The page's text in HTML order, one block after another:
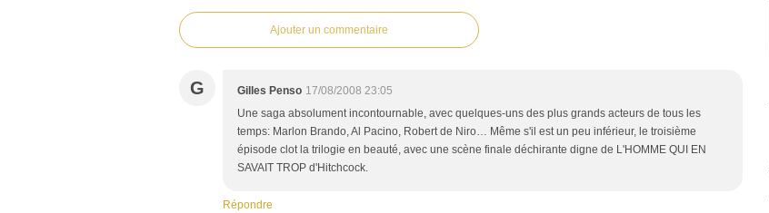
Ajouter un commentaire
G Gilles Penso 17/08/2008 23:05
Une saga absolument incontournable, avec quelques-uns des plus grands acteurs de tous les
temps: Marlon Brando, Al Pacino, Robert de Niro… Même s'il est un peu inférieur, le troisième
épisode clot la trilogie en beauté, avec une scène finale déchirante digne de L'HOMME QUI EN
SAVAIT TROP d'Hitchcock.
Répondre